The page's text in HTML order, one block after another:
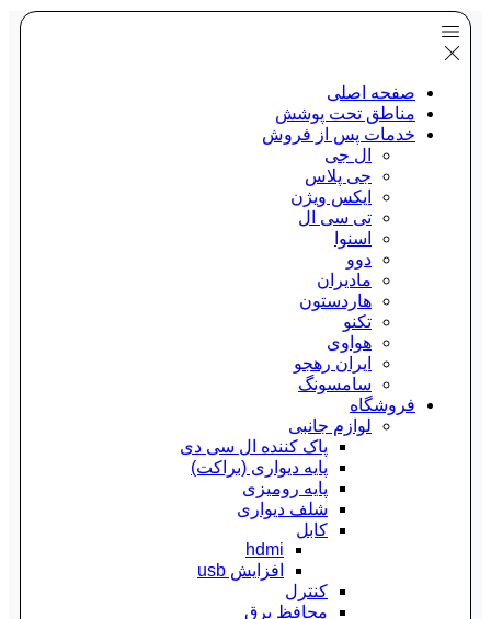
صفحه اصلی
مناطق تحت پوشش
خدمات پس از فروش
ال جی
جی پلاس
ایکس ویژن
تی سی ال
اسنوا
دوو
مادیران
هاردستون
تکنو
هواوی
ایران رهجو
سامسونگ
فروشگاه
لوازم جانبی
پاک کننده ال سی دی
پایه دیواری (براکت)
پایه رومیزی
شلف دیواری
کابل
hdmi
افزایش usb
کنترل
محافظ برق